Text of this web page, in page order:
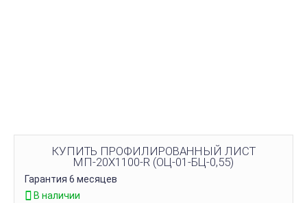
КУПИТЬ ПРОФИЛИРОВАННЫЙ ЛИСТ
МП-20Х1100-R (ОЦ-01-БЦ-0,55)
Гарантия 6 месяцев
В наличии